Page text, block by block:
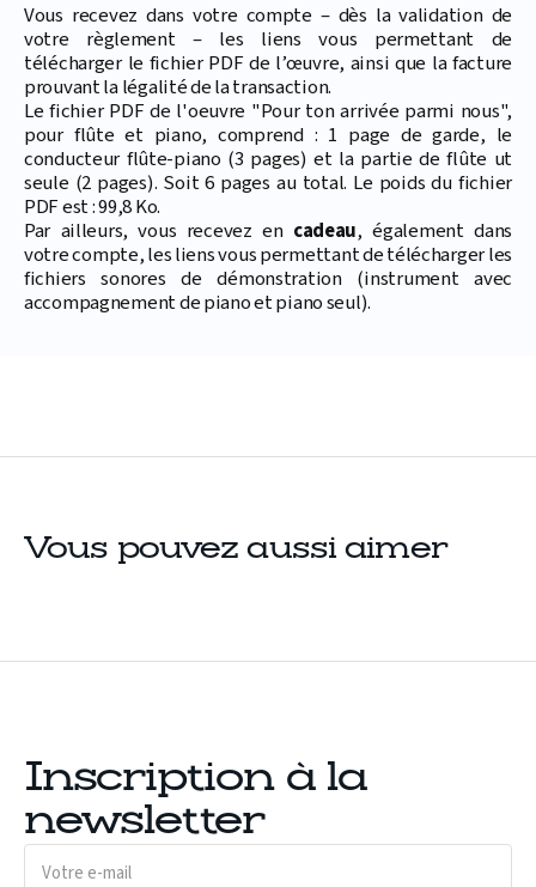
Vous recevez dans votre compte – dès la validation de
votre règlement – les liens vous permettant de
télécharger le fichier PDF de l’œuvre, ainsi que la facture
prouvant la légalité de la transaction.
Le fichier PDF de l'oeuvre "Pour ton arrivée parmi nous",
pour flûte et piano, comprend : 1 page de garde, le
conducteur flûte-piano (3 pages) et la partie de flûte ut
seule (2 pages). Soit 6 pages au total. Le poids du fichier
PDF est : 99,8 Ko.
Par ailleurs, vous recevez en cadeau, également dans
votre compte, les liens vous permettant de télécharger les
fichiers sonores de démonstration (instrument avec
accompagnement de piano et piano seul).
Vous pouvez aussi aimer
Inscription à la
newsletter
Votre